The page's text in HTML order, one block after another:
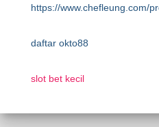
https://www.chefleung.com/
daftar okto88
slot bet kecil